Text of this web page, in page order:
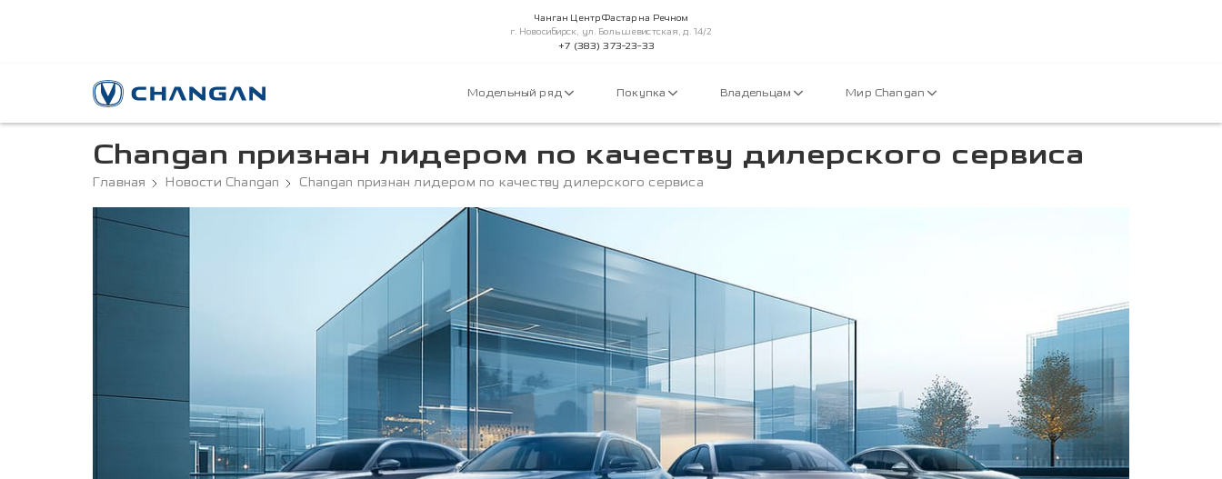
Чанган Центр Фастар на Речном
г. Новосибирск, ул. Большевистская, д. 14/2
+7 (383) 373-23-33
Модельный ряд Покупка Владельцам Мир Changan
Changan признан лидером по качеству дилерского сервиса
Главная Новости Changan Changan признан лидером по качеству дилерского сервиса